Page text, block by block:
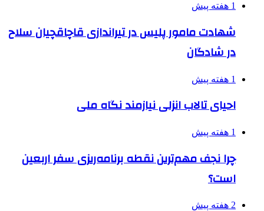
1 هفته پیش
شهادت مامور پلیس در تیراندازی قاچاقچیان سلاح
در شادگان
1 هفته پیش
احیای تالاب انزلی نیازمند نگاه ملی
1 هفته پیش
چرا نجف مهم‌ترین نقطه برنامه‌ریزی سفر اربعین
است؟
2 هفته پیش